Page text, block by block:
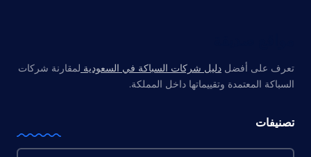
تعرف على أفضل دليل شركات السباكة في السعودية لمقارنة شركات
السباكة المعتمدة وتقييماتها داخل المملكة.
تصنيفات